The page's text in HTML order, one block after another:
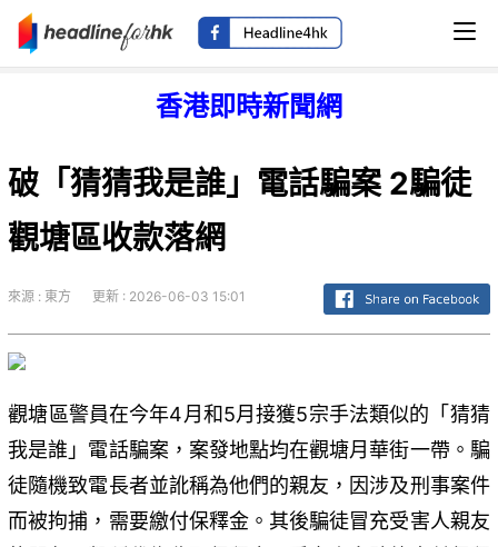
香港即時新聞網
破「猜猜我是誰」電話騙案 2騙徒
觀塘區收款落網
來源 : 東方 更新 : 2026-06-03 15:01
觀塘區警員在今年4月和5月接獲5宗手法類似的「猜猜
我是誰」電話騙案，案發地點均在觀塘月華街一帶。騙
徒隨機致電長者並訛稱為他們的親友，因涉及刑事案件
而被拘捕，需要繳付保釋金。其後騙徒冒充受害人親友